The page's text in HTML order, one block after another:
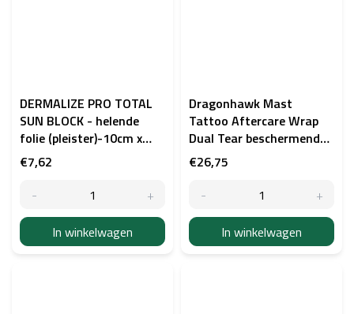
DERMALIZE PRO TOTAL
SUN BLOCK - helende
folie (pleister)-10cm x
15cm, 5stuks
€7,62
In winkelwagen
Dragonhawk Mast
Tattoo Aftercare Wrap
Dual Tear beschermende
tatoeagefolie 20 cm × 10
m
€26,75
In winkelwagen